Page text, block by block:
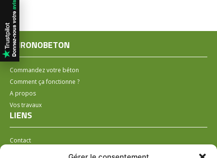
CHRONOBETON
Commandez votre béton
Comment ça fonctionne ?
A propos
Vos travaux
LIENS
Contact